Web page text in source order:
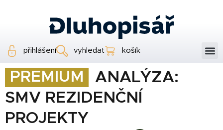
přihlášení vyhledat košík
PREMIUM
ANALÝZA:
SMV REZIDENČNÍ
PROJEKTY